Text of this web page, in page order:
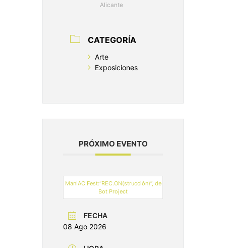
Alicante
CATEGORÍA
Arte
Exposiciones
PRÓXIMO EVENTO
ManIAC Fest:“REC.ON(strucción)”, de
Bot Project
FECHA
08 Ago 2026